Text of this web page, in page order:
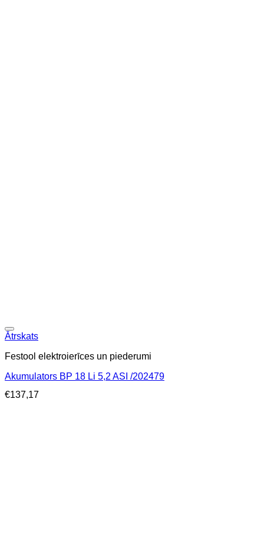
Ātrskats
Festool elektroierīces un piederumi
Akumulators BP 18 Li 5,2 ASI /202479
€137,17